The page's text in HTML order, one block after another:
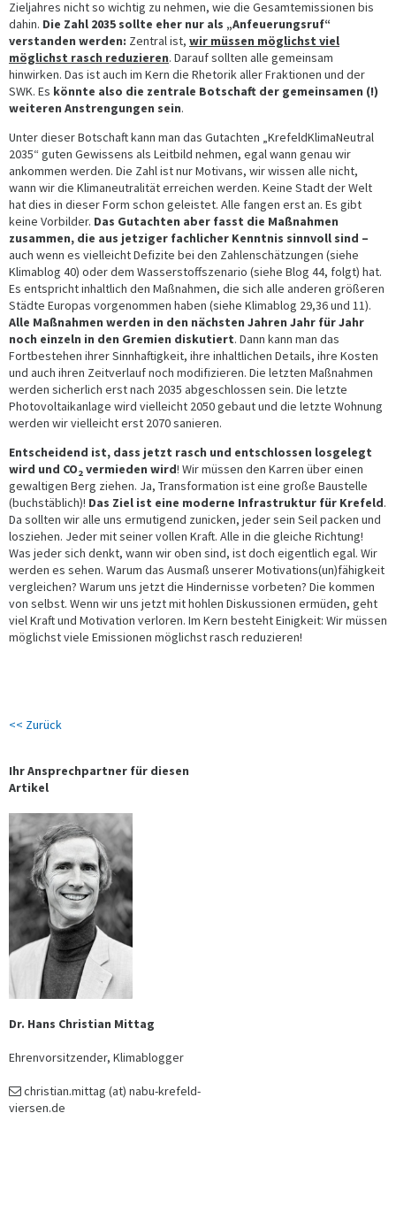
Zieljahres nicht so wichtig zu nehmen, wie die Gesamtemissionen bis
dahin. Die Zahl 2035 sollte eher nur als „Anfeuerungsruf“
verstanden werden: Zentral ist, wir müssen möglichst viel
möglichst rasch reduzieren. Darauf sollten alle gemeinsam
hinwirken. Das ist auch im Kern die Rhetorik aller Fraktionen und der
SWK. Es könnte also die zentrale Botschaft der gemeinsamen (!)
weiteren Anstrengungen sein.
Unter dieser Botschaft kann man das Gutachten „KrefeldKlimaNeutral
2035“ guten Gewissens als Leitbild nehmen, egal wann genau wir
ankommen werden. Die Zahl ist nur Motivans, wir wissen alle nicht,
wann wir die Klimaneutralität erreichen werden. Keine Stadt der Welt
hat dies in dieser Form schon geleistet. Alle fangen erst an. Es gibt
keine Vorbilder. Das Gutachten aber fasst die Maßnahmen
zusammen, die aus jetziger fachlicher Kenntnis sinnvoll sind –
auch wenn es vielleicht Defizite bei den Zahlenschätzungen (siehe
Klimablog 40) oder dem Wasserstoffszenario (siehe Blog 44, folgt) hat.
Es entspricht inhaltlich den Maßnahmen, die sich alle anderen größeren
Städte Europas vorgenommen haben (siehe Klimablog 29,36 und 11).
Alle Maßnahmen werden in den nächsten Jahren Jahr für Jahr
noch einzeln in den Gremien diskutiert. Dann kann man das
Fortbestehen ihrer Sinnhaftigkeit, ihre inhaltlichen Details, ihre Kosten
und auch ihren Zeitverlauf noch modifizieren. Die letzten Maßnahmen
werden sicherlich erst nach 2035 abgeschlossen sein. Die letzte
Photovoltaikanlage wird vielleicht 2050 gebaut und die letzte Wohnung
werden wir vielleicht erst 2070 sanieren.
Entscheidend ist, dass jetzt rasch und entschlossen losgelegt
wird und CO2 vermieden wird! Wir müssen den Karren über einen
gewaltigen Berg ziehen. Ja, Transformation ist eine große Baustelle
(buchstäblich)! Das Ziel ist eine moderne Infrastruktur für Krefeld.
Da sollten wir alle uns ermutigend zunicken, jeder sein Seil packen und
losziehen. Jeder mit seiner vollen Kraft. Alle in die gleiche Richtung!
Was jeder sich denkt, wann wir oben sind, ist doch eigentlich egal. Wir
werden es sehen. Warum das Ausmaß unserer Motivations(un)fähigkeit
vergleichen? Warum uns jetzt die Hindernisse vorbeten? Die kommen
von selbst. Wenn wir uns jetzt mit hohlen Diskussionen ermüden, geht
viel Kraft und Motivation verloren. Im Kern besteht Einigkeit: Wir müssen
möglichst viele Emissionen möglichst rasch reduzieren!
<< Zurück